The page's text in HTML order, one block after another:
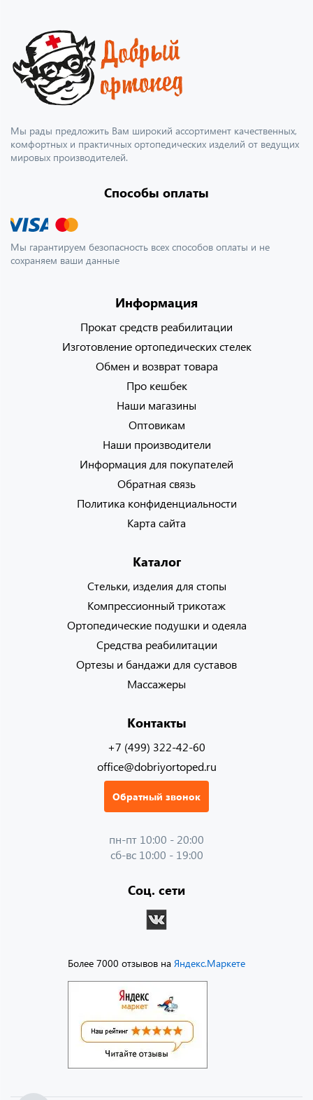
Мы рады предложить Вам широкий ассортимент качественных,
комфортных и практичных ортопедических изделий от ведущих
мировых производителей.
Способы оплаты
Мы гарантируем безопасность всех способов оплаты и не
сохраняем ваши данные
Более 7000 отзывов на Яндекс.Маркете
Информация
Прокат средств реабилитации
Изготовление ортопедических стелек
Обмен и возврат товара
Про кешбек
Наши магазины
Оптовикам
Наши производители
Информация для покупателей
Обратная связь
Политика конфиденциальности
Карта сайта
Каталог
Стельки, изделия для стопы
Компрессионный трикотаж
Ортопедические подушки и одеяла
Средства реабилитации
Ортезы и бандажи для суставов
Массажеры
Контакты
+7 (499) 322-42-60
office@dobriyortoped.ru
Обратный звонок
пн-пт 10:00 - 20:00
сб-вс 10:00 - 19:00
Соц. сети